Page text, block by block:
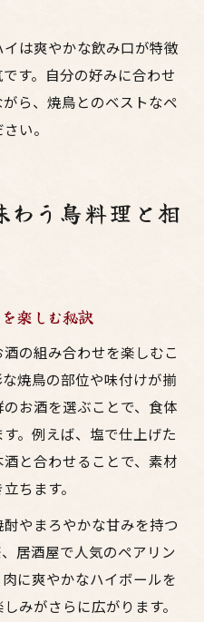
は爽やかな飲み口が特徴
す。自分の好みに合わせ
ら、焼鳥とのベストなペ
い。
う鳥料理と相
楽しむ秘訣
の組み合わせを楽しむこ
焼鳥の部位や味付けが揃
お酒を選ぶことで、食体
。例えば、塩で仕上げた
と合わせることで、素材
ちます。
やまろやかな甘みを持つ
居酒屋で人気のペアリン
に爽やかなハイボールを
みがさらに広がります。